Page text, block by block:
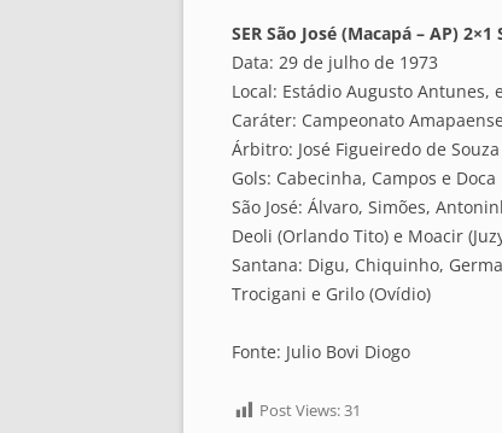
SER São José (Macapá – AP)
Data: 29 de julho de 1973
Local: Estádio Augusto Antunes,
Caráter: Campeonato
Árbitro: José Figueiredo de Souza
Gols: Cabecinha, Campos e Doca
São José: Álvaro, Simões,
Deoli (Orlando Tito) e Moacir
Santana: Digu, Chiquinho,
Trocigani e Grilo (Ovídio)
Fonte: Julio Bovi Diogo
Post Views:31